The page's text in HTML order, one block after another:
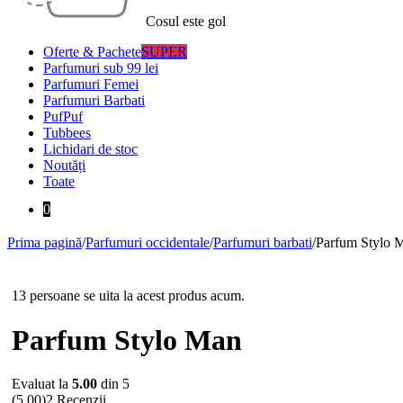
Cosul este gol
Oferte & PacheteSUPER
Parfumuri sub 99 lei
Parfumuri Femei
Parfumuri Barbati
PufPuf
Tubbees
Lichidari de stoc
Noutăți
Toate
0
Prima pagină/Parfumuri occidentale/Parfumuri barbati/Parfum Stylo
13 persoane se uita la acest produs acum.
Parfum Stylo Man
Evaluat la 5.00 din 5